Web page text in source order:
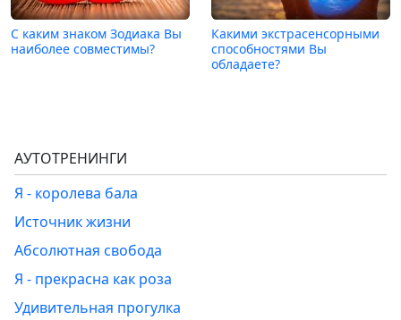
С каким знаком Зодиака Вы
наиболее совместимы?
Какими экстрасенсорными
способностями Вы
обладаете?
АУТОТРЕНИНГИ
Я - королева бала
Источник жизни
Абсолютная свобода
Я - прекрасна как роза
Удивительная прогулка